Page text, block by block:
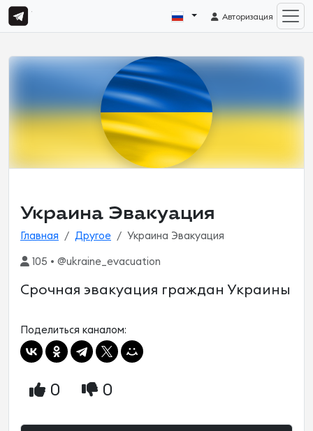
Авторизация
Украина Эвакуация
Главная Другое Украина Эвакуация
105 • @ukraine_evacuation
Срочная эвакуация граждан Украины
Поделиться каналом:
0 0